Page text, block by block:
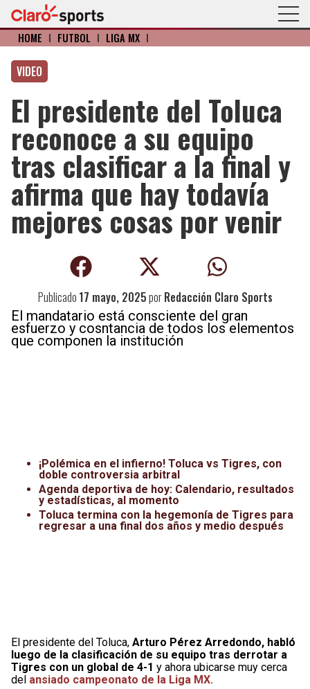
HOME I FÚTBOL I LIGA MX I
VIDEO
El presidente del Toluca
reconoce a su equipo
tras clasificar a la final y
afirma que hay todavía
mejores cosas por venir
Publicado 17 mayo, 2025porRedacción Claro Sports
El mandatario está consciente del gran
esfuerzo y cosntancia de todos los elementos
que componen la institución
¡Polémica en el infierno! Toluca vs Tigres, con
doble controversia arbitral
Agenda deportiva de hoy: Calendario, resultados
y estadísticas, al momento
Toluca termina con la hegemonía de Tigres para
regresar a una final dos años y medio después
El presidente del Toluca, Arturo Pérez Arredondo, habló
luego de la clasificación de su equipo tras derrotar a
Tigres con un global de 4-1 y ahora ubicarse muy cerca
del ansiado campeonato de la Liga MX.